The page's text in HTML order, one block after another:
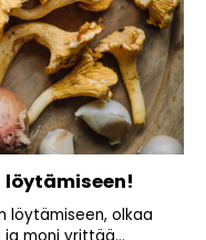
löytämiseen, olkaa